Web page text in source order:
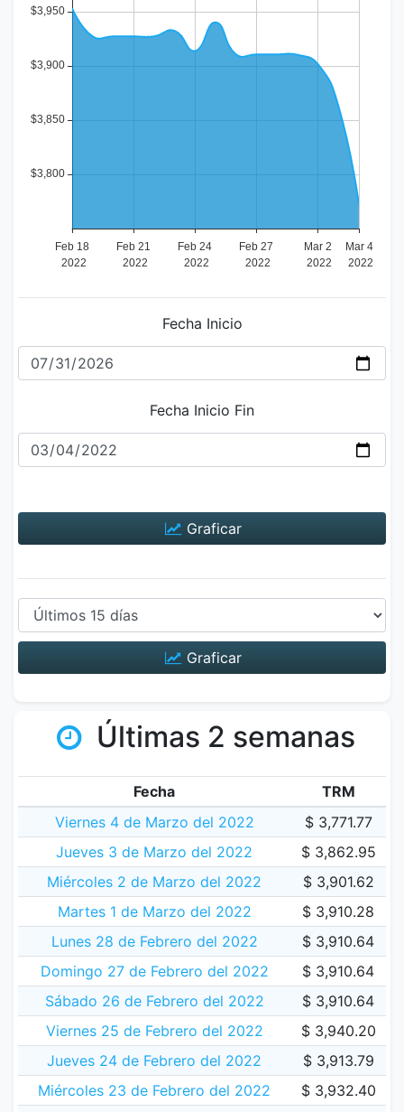
Fecha Inicio
Fecha Inicio Fin
Graficar
Graficar
Últimas 2 semanas
Fecha
TRM
Viernes 4 de Marzo del 2022
$ 3,771.77
Jueves 3 de Marzo del 2022
$ 3,862.95
Miércoles 2 de Marzo del 2022
$ 3,901.62
Martes 1 de Marzo del 2022
$ 3,910.28
Lunes 28 de Febrero del 2022
$ 3,910.64
Domingo 27 de Febrero del 2022
$ 3,910.64
Sábado 26 de Febrero del 2022
$ 3,910.64
Viernes 25 de Febrero del 2022
$ 3,940.20
Jueves 24 de Febrero del 2022
$ 3,913.79
Miércoles 23 de Febrero del 2022
$ 3,932.40